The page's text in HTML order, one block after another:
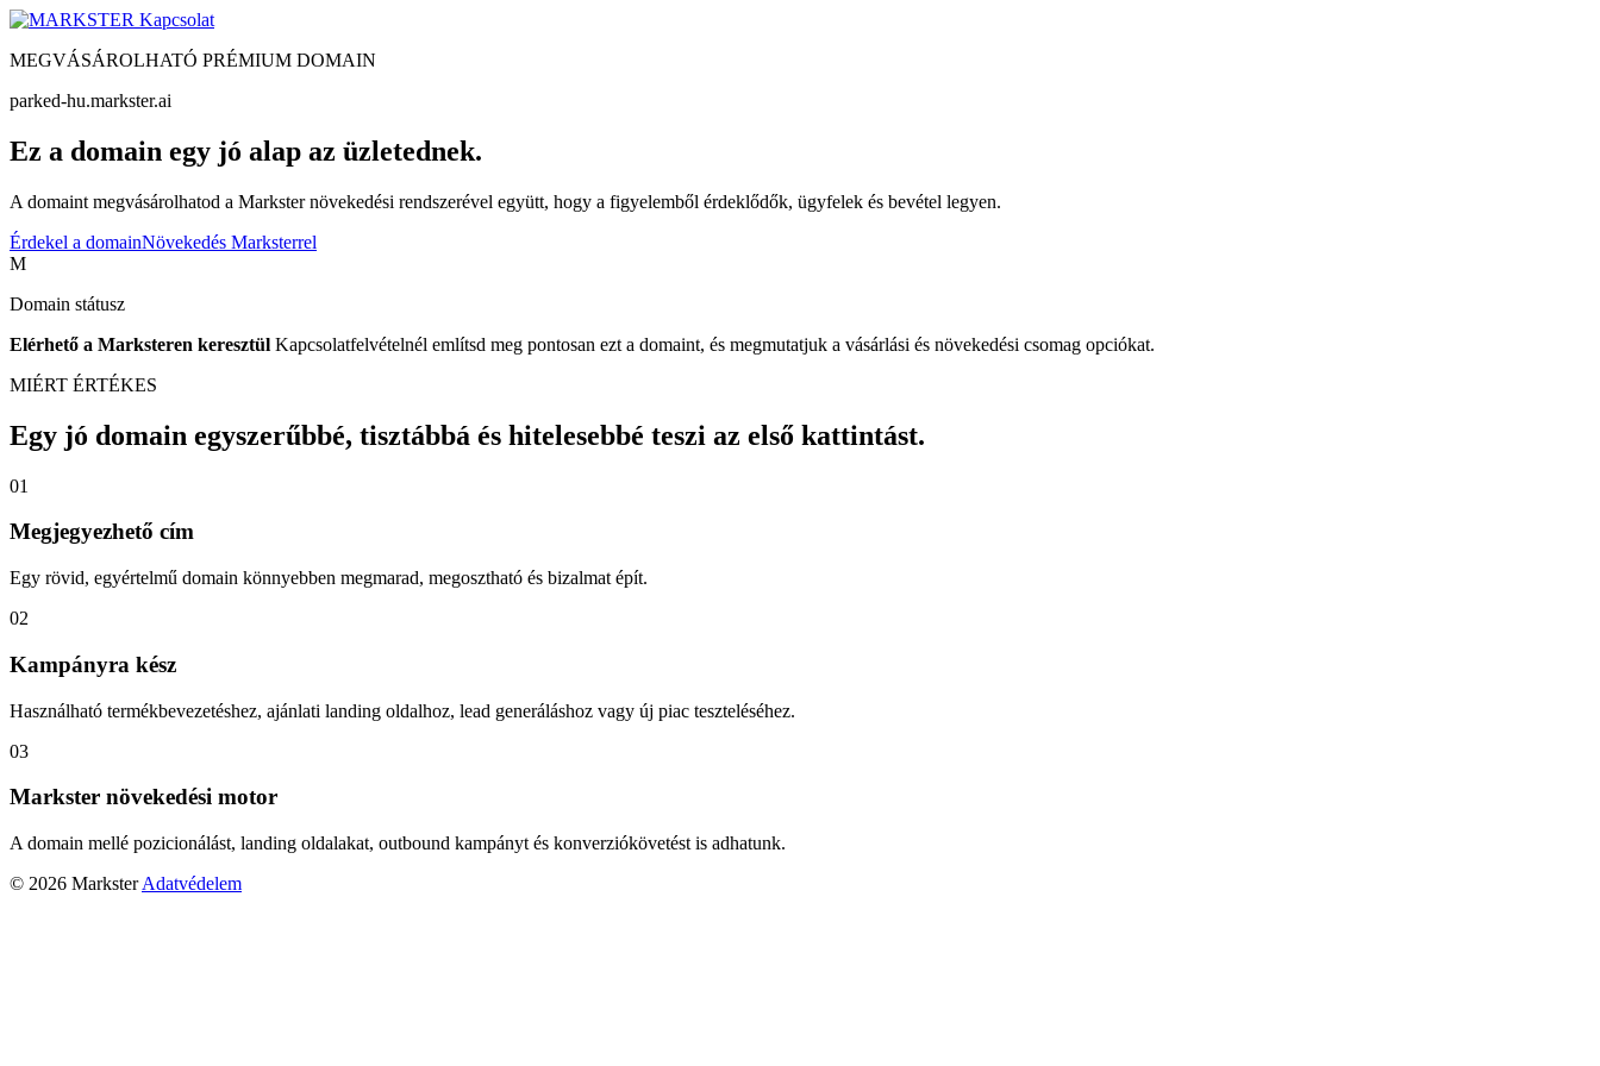
Kapcsolat
MEGVÁSÁROLHATÓ PRÉMIUM DOMAIN
parked-hu.markster.ai
Ez a domain egy jó alap az üzletednek.
A domaint megvásárolhatod a Markster növekedési rendszerével együtt, hogy a figyelemből érdeklődők, ügyfelek és bevétel legyen.
Érdekel a domainNövekedés Marksterrel
M
Domain státusz
Elérhető a Marksteren keresztül Kapcsolatfelvételnél említsd meg pontosan ezt a domaint, és megmutatjuk a vásárlási és növekedési csomag opciókat.
MIÉRT ÉRTÉKES
Egy jó domain egyszerűbbé, tisztábbá és hitelesebbé teszi az első kattintást.
01
Megjegyezhető cím
Egy rövid, egyértelmű domain könnyebben megmarad, megosztható és bizalmat épít.
02
Kampányra kész
Használható termékbevezetéshez, ajánlati landing oldalhoz, lead generáláshoz vagy új piac teszteléséhez.
03
Markster növekedési motor
A domain mellé pozicionálást, landing oldalakat, outbound kampányt és konverziókövetést is adhatunk.
© 2026 Markster Adatvédelem